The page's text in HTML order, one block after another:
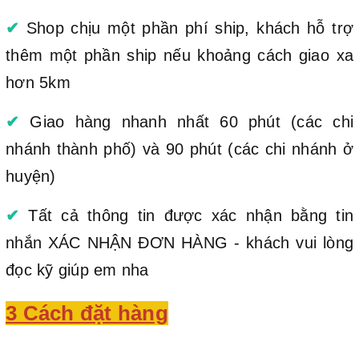
✔ Shop chịu một phần phí ship, khách hỗ trợ
thêm một phần ship nếu khoảng cách giao xa
hơn 5km
✔ Giao hàng nhanh nhất 60 phút (các chi
nhánh thành phố) và 90 phút (các chi nhánh ở
huyện)
✔ Tất cả thông tin được xác nhận bằng tin
nhắn XÁC NHẬN ĐƠN HÀNG - khách vui lòng
đọc kỹ giúp em nha
3 Cách đặt hàng